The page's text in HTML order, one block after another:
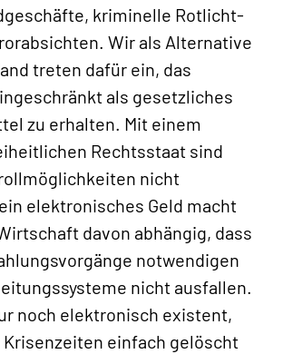
kriminelle Rotlicht-
Wir als Alternative
treten dafür ein, das
als gesetzliches
zu erhalten. Mit einem
Rechtsstaat sind
nicht
elektronisches Geld macht
davon abhängig, dass
notwendigen
nicht ausfallen.
noch elektronisch existent,
Krisenzeiten einfach gelöscht